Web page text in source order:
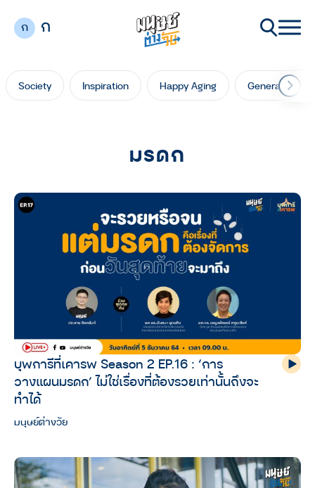
ก ก
Society Inspiration Happy Aging Generation
มรดก
บุพการีที่เคารพ Season 2 EP.16 : ‘การ
วางแผนมรดก’ ไม่ใช่เรื่องที่ต้องรวยเท่านั้นถึงจะ
ทำได้
มนุษย์ต่างวัย